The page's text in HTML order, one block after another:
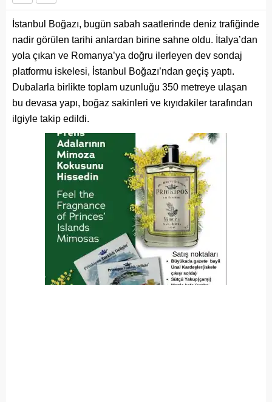
İstanbul Boğazı, bugün sabah saatlerinde deniz trafiğinde
nadir görülen tarihi anlardan birine sahne oldu. İtalya’dan
yola çıkan ve Romanya’ya doğru ilerleyen dev sondaj
platformu iskelesi, İstanbul Boğazı’ndan geçiş yaptı.
Dubalarla birlikte toplam uzunluğu 350 metreye ulaşan
bu devasa yapı, boğaz sakinleri ve kıyıdakiler tarafından
ilgiyle takip edildi.